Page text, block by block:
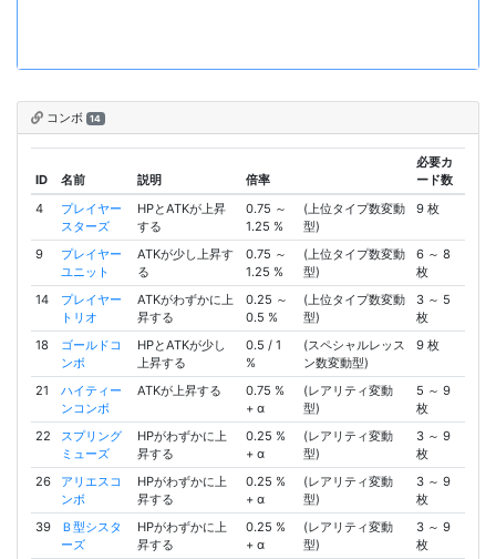
コンボ 14
ID 名前 説明 倍率
必要カ
ード数
4
プレイヤー
スターズ
HPとATKが上昇
する
0.75 ～
1.25 %
(上位タイプ数変動
型)
9 枚
9
プレイヤー
ユニット
ATKが少し上昇す
る
0.75 ～
1.25 %
(上位タイプ数変動
型)
6 ～ 8
枚
14
プレイヤー
トリオ
ATKがわずかに上
昇する
0.25 ～
0.5 %
(上位タイプ数変動
型)
3 ～ 5
枚
18
ゴールドコ
ンボ
HPとATKが少し
上昇する
0.5 / 1
%
(スペシャルレッス
ン数変動型)
9 枚
21
ハイティー
ンコンボ
ATKが上昇する
0.75 %
+ α
(レアリティ変動
型)
5 ～ 9
枚
22
スプリング
ミューズ
HPがわずかに上
昇する
0.25 %
+ α
(レアリティ変動
型)
3 ～ 9
枚
26
アリエスコ
ンボ
HPがわずかに上
昇する
0.25 %
+ α
(レアリティ変動
型)
3 ～ 9
枚
39
Ｂ型シスタ
ーズ
HPがわずかに上
昇する
0.25 %
+ α
(レアリティ変動
型)
3 ～ 9
枚